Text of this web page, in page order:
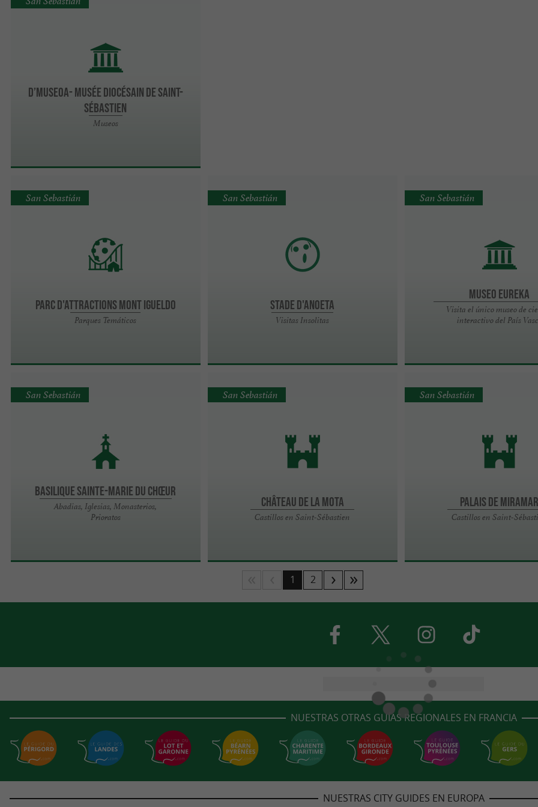
D’Museoa- Musée diocésain de Saint-
Sébastien
Museos
Parc d'Attractions Mont Igueldo
Parques Temáticos
San Sebastián
Stade d'Anoeta
Visitas Insolitas
San Sebastián
Museo Eureka
Visita el único museo de
interactivo del País
San Sebastián
Basilique Sainte-Marie du Chœur
Abadias, Iglesias, Monasterios,
Prioratos
San Sebastián
Château de la Mota
Castillos en Saint-Sébastien
San Sebastián
Palais de Miramar
Castillos en Saint-
San Sebastián
1 2
NUESTRAS OTRAS GUÍAS REGIONALES EN FRANCIA
NUESTRAS CITY GUIDES EN EUROPA